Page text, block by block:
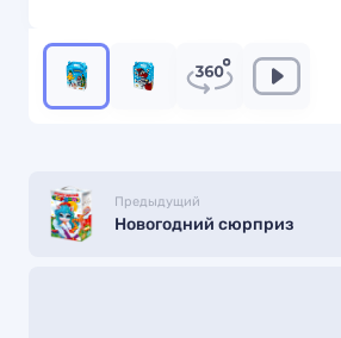
Предыдущий
Новогодний сюрприз